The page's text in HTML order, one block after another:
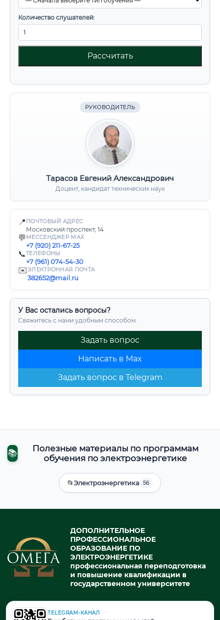
Количество слушателей:
Рассчитать
РУКОВОДИТЕЛЬ
Тарасов Евгений Александрович
Доцент, кандидат технических наук
📍 ПОЧТОВЫЙ АДРЕС
Московский проспект, 14
💬 МЕССЕНДЖЕР MAX
+7 (920) 211-67-25
📞ТЕЛЕФОНЫ
+7 (961) 074-54-30
✉️ЭЛЕКТРОННАЯ ПОЧТА
382652@mail.ru
У Вас остались вопросы?
Свяжитесь с нами удобным способом:
Задать вопрос
Написать в Max
Задать вопрос в Telegram
📚
Полезные материалы по программам
обучения по электроэнергетике
📂Электроэнергетика 56
ДОПОЛНИТЕЛЬНОЕ
ПРОФЕССИОНАЛЬНОЕ
ОБРАЗОВАНИЕ ПО
ЭЛЕКТРОЭНЕРГЕТИКЕ
профессиональная переподготовка
и повышение квалификации в
государственном университете
© 2026. При использовании материалов портала активная ссылка
TELEGRAM-КАНАЛ